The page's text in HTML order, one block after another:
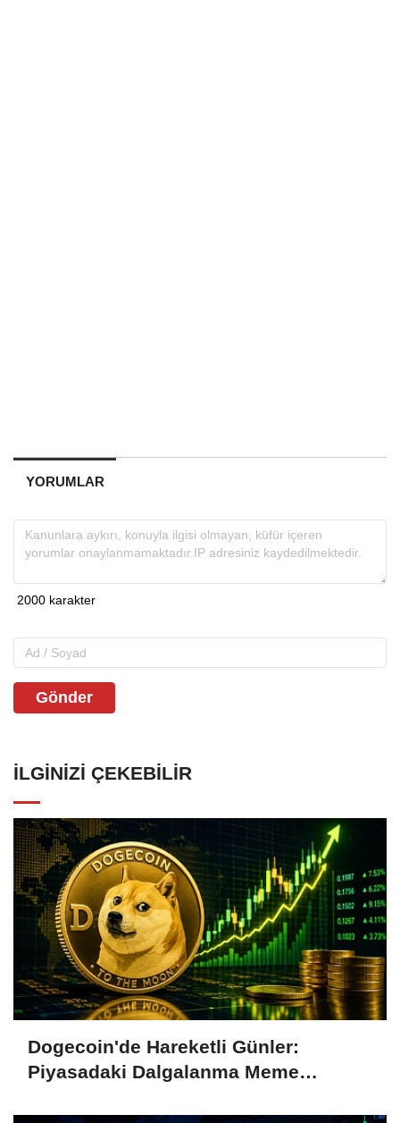
YORUMLAR
Gönder
İLGINIZI ÇEKEBILIR
Dogecoin'de Hareketli Günler:
Piyasadaki Dalgalanma Meme